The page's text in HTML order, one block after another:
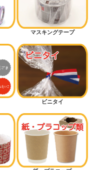
マスキングテープ
ビニタイ